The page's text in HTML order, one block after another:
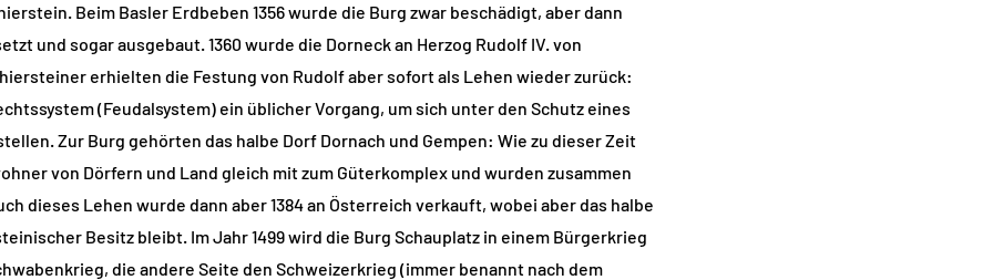
Beim Basler Erdbeben 1356 wurde die Burg zwar beschädigt, aber dann
und sogar ausgebaut. 1360 wurde die Dorneck an Herzog Rudolf IV. von
erhielten die Festung von Rudolf aber sofort als Lehen wieder zurück:
(Feudalsystem) ein üblicher Vorgang, um sich unter den Schutz eines
Zur Burg gehörten das halbe Dorf Dornach und Gempen: Wie zu dieser Zeit
von Dörfern und Land gleich mit zum Güterkomplex und wurden zusammen
dieses Lehen wurde dann aber 1384 an Österreich verkauft, wobei aber das halbe
Besitz bleibt. Im Jahr 1499 wird die Burg Schauplatz in einem Bürgerkrieg
die andere Seite den Schweizerkrieg (immer benannt nach dem